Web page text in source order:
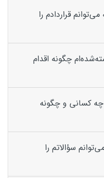
قراردادم را
چگونه اقدام
چه کسانی و چگونه
سؤالاتم را